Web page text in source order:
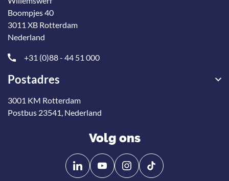
Boompjes 40
3011 XB Rotterdam
Nederland
+31 (0)88 - 44 51 000
Postadres
3001 KM Rotterdam
Postbus 23541, Nederland
Volg ons
Volg
ons
Volg
ons